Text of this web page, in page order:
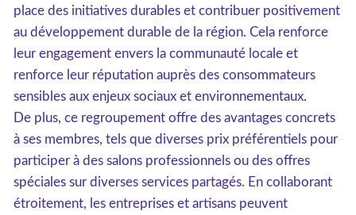
place des initiatives durables et contribuer positivement
au développement durable de la région. Cela renforce
leur engagement envers la communauté locale et
renforce leur réputation auprès des consommateurs
sensibles aux enjeux sociaux et environnementaux.
De plus, ce regroupement offre des avantages concrets
à ses membres, tels que diverses prix préférentiels pour
participer à des salons professionnels ou des offres
spéciales sur diverses services partagés. En collaborant
étroitement, les entreprises et artisans peuvent